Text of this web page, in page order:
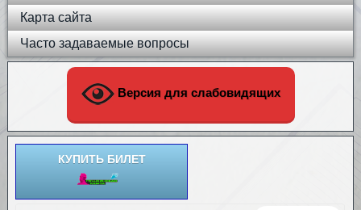
Карта сайта
Часто задаваемые вопросы
Версия для слабовидящих
КУПИТЬ БИЛЕТ